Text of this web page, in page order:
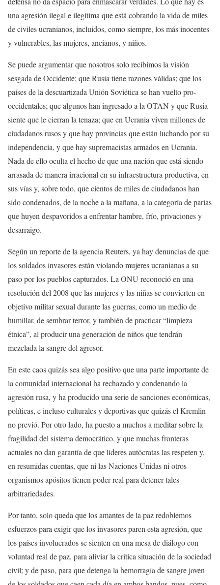
una agresión ilegal e ilegítima que está cobrando la vida de miles
de civiles ucranianos, incluidos, como siempre, los más inocentes
y vulnerables, las mujeres, ancianos, y niños.
Se puede argumentar que nosotros solo recibimos la visión
sesgada de Occidente; que Rusia tiene razones válidas; que los
países de la descuartizada Unión Soviética se han vuelto pro-
occidentales; que algunos han ingresado a la OTAN y que Rusia
siente que le cierran la tenaza; que en Ucrania viven millones de
ciudadanos rusos y que hay provincias que están luchando por su
independencia, y que hay supremacistas armados en Ucrania.
Nada de ello oculta el hecho de que una nación que está siendo
arrasada de manera irracional en su infraestructura productiva, en
sus vías y, sobre todo, que cientos de miles de ciudadanos han
sido condenados, de la noche a la mañana, a la categoría de parias
que huyen despavoridos a enfrentar hambre, frío, privaciones y
desarraigo.
Según un reporte de la agencia Reuters, ya hay denuncias de que
los soldados invasores están violando mujeres ucranianas a su
paso por los pueblos capturados. La ONU reconoció en una
resolución del 2008 que las mujeres y las niñas se convierten en
objetivo militar sexual durante las guerras, como un medio de
humillar, de sembrar terror, y también de practicar “limpieza
étnica”, al producir una generación de niños que tendrán
mezclada la sangre del agresor.
En este caos quizás sea algo positivo que una parte importante de
la comunidad internacional ha rechazado y condenando la
agresión rusa, y ha producido una serie de sanciones económicas,
políticas, e incluso culturales y deportivas que quizás el Kremlin
no previó. Por otro lado, ha puesto a muchos a meditar sobre la
fragilidad del sistema democrático, y que muchas fronteras
actuales no dan garantía de que líderes autócratas las respeten y,
en resumidas cuentas, que ni las Naciones Unidas ni otros
organismos apósitos tienen poder real para detener tales
arbitrariedades.
Por tanto, solo queda que los amantes de la paz redoblemos
esfuerzos para exigir que los invasores paren esta agresión, que
los países involucrados se sienten en una mesa de diálogo con
voluntad real de paz, para aliviar la crítica situación de la sociedad
civil; y de paso, para que detenga la hemorragia de sangre joven